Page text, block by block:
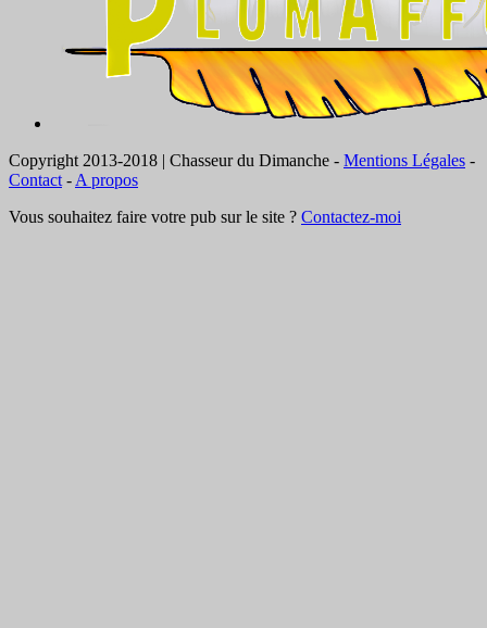
Copyright 2013-2018 | Chasseur du Dimanche - Mentions Légales -
Contact - A propos
Vous souhaitez faire votre pub sur le site ? Contactez-moi